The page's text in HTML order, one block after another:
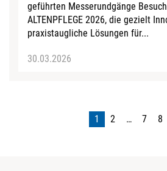
geführten Messerundgänge
ALTENPFLEGE 2026, die gezielt
praxistaugliche Lösungen für...
30.03.2026
1 2 … 7 8